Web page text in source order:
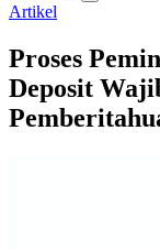
Artikel
Proses
Deposit